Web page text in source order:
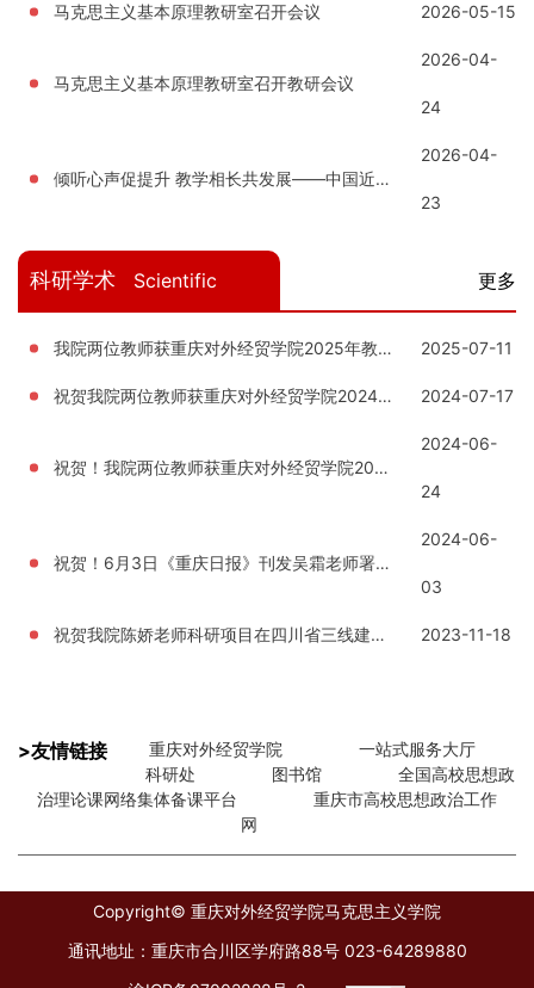
马克思主义基本原理教研室召开会议 2026-05-15
马克思主义基本原理教研室召开教研会议
2026-04-
24
倾听心声促提升 教学相长共发展——中国近现代史纲要教研室召开期中学生座谈会
2026-04-
23
科研学术 Scientific
research
更多
我院两位教师获重庆对外经贸学院2025年教育教学改革研究项目立项 2025-07-11
祝贺我院两位教师获重庆对外经贸学院2024年度重庆市教育科学规划课题推荐 2024-07-17
祝贺！我院两位教师获重庆对外经贸学院2024年共青团工作研究课题立项
2024-06-
24
祝贺！6月3日《重庆日报》刊发吴霜老师署名文章：“加快推动国家物流枢纽城市建设”
2024-06-
03
祝贺我院陈娇老师科研项目在四川省三线建设研究会成功立项 2023-11-18
>友情链接 重庆对外经贸学院
一站式服务大厅
科研处
图书馆
全国高校思想政
治理论课网络集体备课平台
重庆市高校思想政治工作
网
Copyright© 重庆对外经贸学院马克思主义学院
通讯地址：重庆市合川区学府路88号 023-64289880